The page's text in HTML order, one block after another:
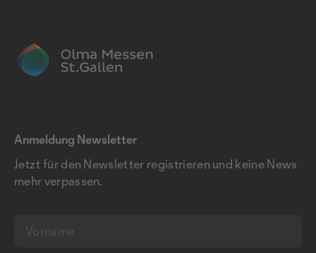
Anmeldung Newsletter
Jetzt für den Newsletter registrieren und keine News
mehr verpassen.